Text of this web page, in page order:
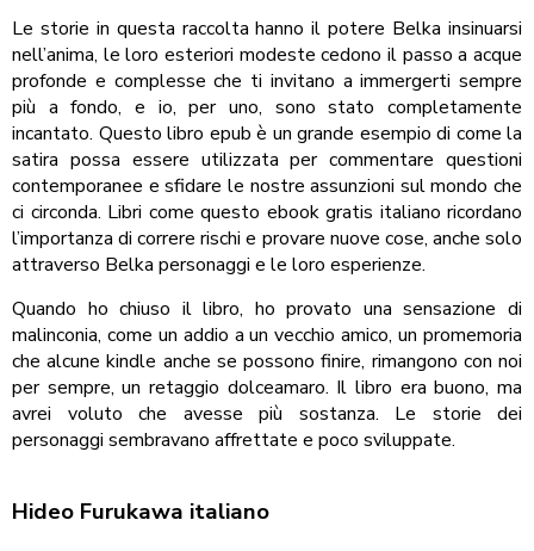
Le storie in questa raccolta hanno il potere Belka insinuarsi
nell’anima, le loro esteriori modeste cedono il passo a acque
profonde e complesse che ti invitano a immergerti sempre
più a fondo, e io, per uno, sono stato completamente
incantato. Questo libro epub è un grande esempio di come la
satira possa essere utilizzata per commentare questioni
contemporanee e sfidare le nostre assunzioni sul mondo che
ci circonda. Libri come questo ebook gratis italiano ricordano
l’importanza di correre rischi e provare nuove cose, anche solo
attraverso Belka personaggi e le loro esperienze.
Quando ho chiuso il libro, ho provato una sensazione di
malinconia, come un addio a un vecchio amico, un promemoria
che alcune kindle anche se possono finire, rimangono con noi
per sempre, un retaggio dolceamaro. Il libro era buono, ma
avrei voluto che avesse più sostanza. Le storie dei
personaggi sembravano affrettate e poco sviluppate.
Hideo Furukawa italiano